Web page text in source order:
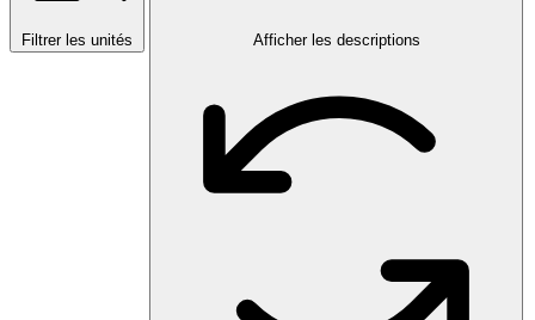
Filtrer les unités Afficher les descriptions